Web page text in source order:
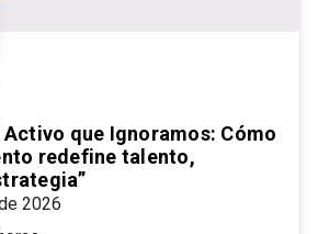
Activo que Ignoramos: Cómo
redefine talento,
2026